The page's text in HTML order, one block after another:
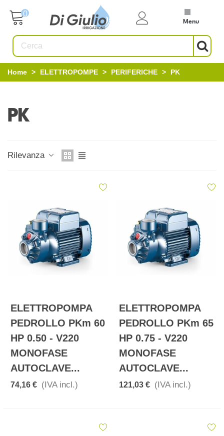
0
Menu
Home > ELETTROPOMPE > PERIFERICHE > PK
PK
Rilevanza
ELETTROPOMPA
PEDROLLO PKm 60
HP 0.50 - V220
MONOFASE
AUTOCLAVE...
74,16 € (IVA incl.)
ELETTROPOMPA
PEDROLLO PKm 65
HP 0.75 - V220
MONOFASE
AUTOCLAVE...
121,03 € (IVA incl.)